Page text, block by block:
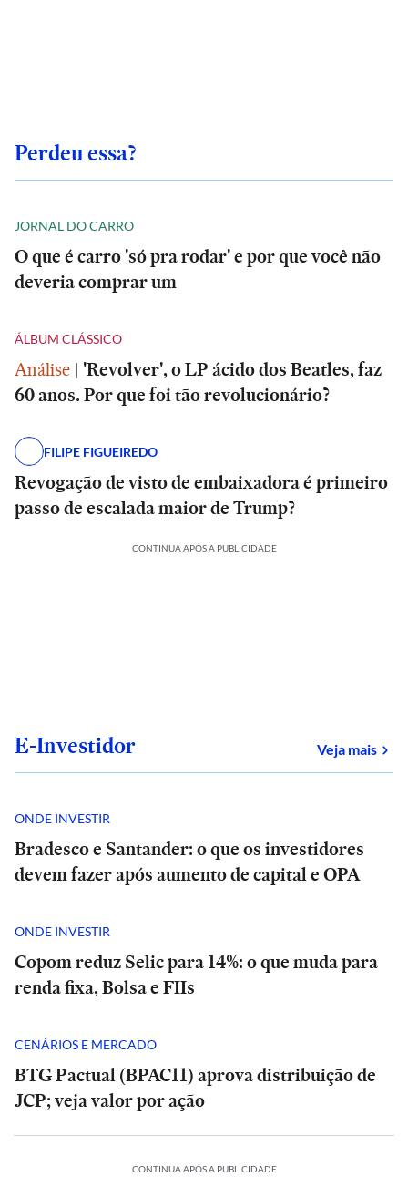
Perdeu essa?
JORNAL DO CARRO
O que é carro 'só pra rodar' e por que você não
deveria comprar um
ÁLBUM CLÁSSICO
Análise | 'Revolver', o LP ácido dos Beatles, faz
60 anos. Por que foi tão revolucionário?
FILIPE FIGUEIREDO
Revogação de visto de embaixadora é primeiro
passo de escalada maior de Trump?
CONTINUA APÓS A PUBLICIDADE
E-Investidor Veja mais
ONDE INVESTIR
Bradesco e Santander: o que os investidores
devem fazer após aumento de capital e OPA
ONDE INVESTIR
Copom reduz Selic para 14%: o que muda para
renda fixa, Bolsa e FIIs
CENÁRIOS E MERCADO
BTG Pactual (BPAC11) aprova distribuição de
JCP; veja valor por ação
CONTINUA APÓS A PUBLICIDADE
ESPORTES